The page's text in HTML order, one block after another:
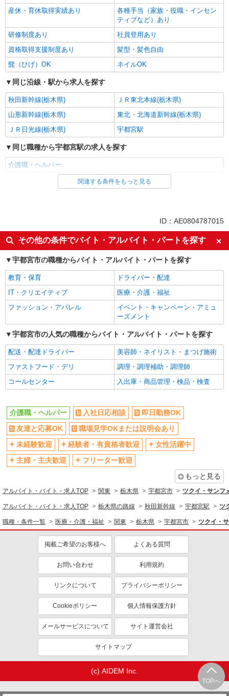
産休・育休取得実績あり
各種手当（家族・役職・インセン
ティブなど）あり
研修制度あり
社員登用あり
資格取得支援制度あり
髪型・髪色自由
髭（ひげ）OK
ネイルOK
同じ沿線・駅から求人を探す
秋田新幹線(栃木県)
ＪＲ東北本線(栃木県)
山形新幹線(栃木県)
東北・北海道新幹線(栃木県)
ＪＲ日光線(栃木県)
宇都宮駅
同じ職種から宇都宮駅の求人を探す
介護職・ヘルパー
同じ雇用形態から宇都宮駅の求人を探す
入社日応相談
即日勤務OK
友達と応募OK
職場見学OKまたは説明会あり
未経験歓迎
経験者・有資格者歓迎
女性活躍中
主婦・主夫歓迎
フリーター歓迎
学歴不問
ブランクOK
ミドル（40代～）活躍中
エルダー（50代～）活躍中
昇給あり
禁煙・分煙
バイク通勤OK
自転車通勤OK
残業ほぼなし
副業・WワークOK
転勤なし
交通費支給
社会保険あり
ティブなど）あり
研修制度あり
社員登用あり
資格取得支援制度あり
髪型・髪色自由
髭（ひげ）OK
ネイルOK
医療・介護・福祉
介護職・ヘルパー
同じ特徴から求人を探す
ミドル（40代～）活躍中
副業・WワークOK
交通費支給
産休・育休取得実績あり
関連する条件をもっと見る
ID：AE0804787015
その他の条件でバイト・アルバイト・パートを探す
宇都宮市の職種からバイト・アルバイト・パートを探す
教育・保育
ドライバー・配達
IT・クリエイティブ
医療・介護・福祉
ファッション・アパレル
イベント・キャンペーン・アミュ
ーズメント
宇都宮市の人気の職種からバイト・アルバイト・パートを探す
配送・配達ドライバー
美容師・ネイリスト・まつげ施術
ファストフード・デリ
調理・調理補助・調理師
コールセンター
入出庫・商品管理・検品・検査
TOPへ
介護職・ヘルパー 入社日応相談
即日勤務OK
友達と応募OK
職場見学OKまたは説明会あり
未経験歓迎
経験者・有資格者歓迎
女性活躍中
主婦・主夫歓迎
フリーター歓迎
もっと見る
アルバイト・バイト・求人TOP 関東 栃木県 宇都宮市 ツクイ・サンフ
アルバイト・バイト・求人TOP 栃木県の路線 秋田新幹線 宇都宮駅 ツ
職種・条件一覧 医療・介護・福祉 関東 栃木県 宇都宮市 ツクイ・
掲載ご希望のお客様へ よくある質問
お問い合わせ 利用規約
リンクについて プライバシーポリシー
Cookieポリシー 個人情報保護方針
メールサービスについて サイト運営会社
サイトマップ
(c) AIDEM Inc.